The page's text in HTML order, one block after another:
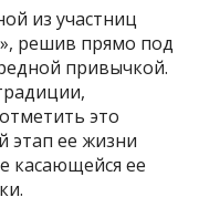
из участниц
решив прямо под
привычкой.
это
ее жизни
касающейся ее